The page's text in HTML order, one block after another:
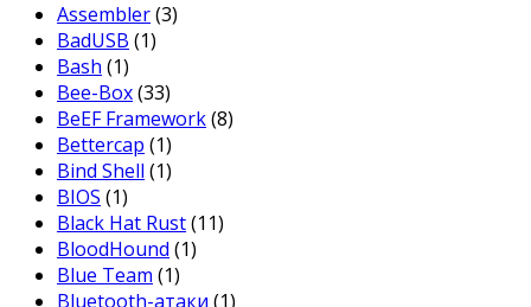
Assembler(3)
BadUSB (1)
Bash (1)
Bee-Box(33)
BeEF Framework(8)
Bettercap (1)
Bind Shell (1)
BIOS (1)
Black Hat Rust(11)
BloodHound (1)
Blue Team (1)
Bluetooth-атаки (1)